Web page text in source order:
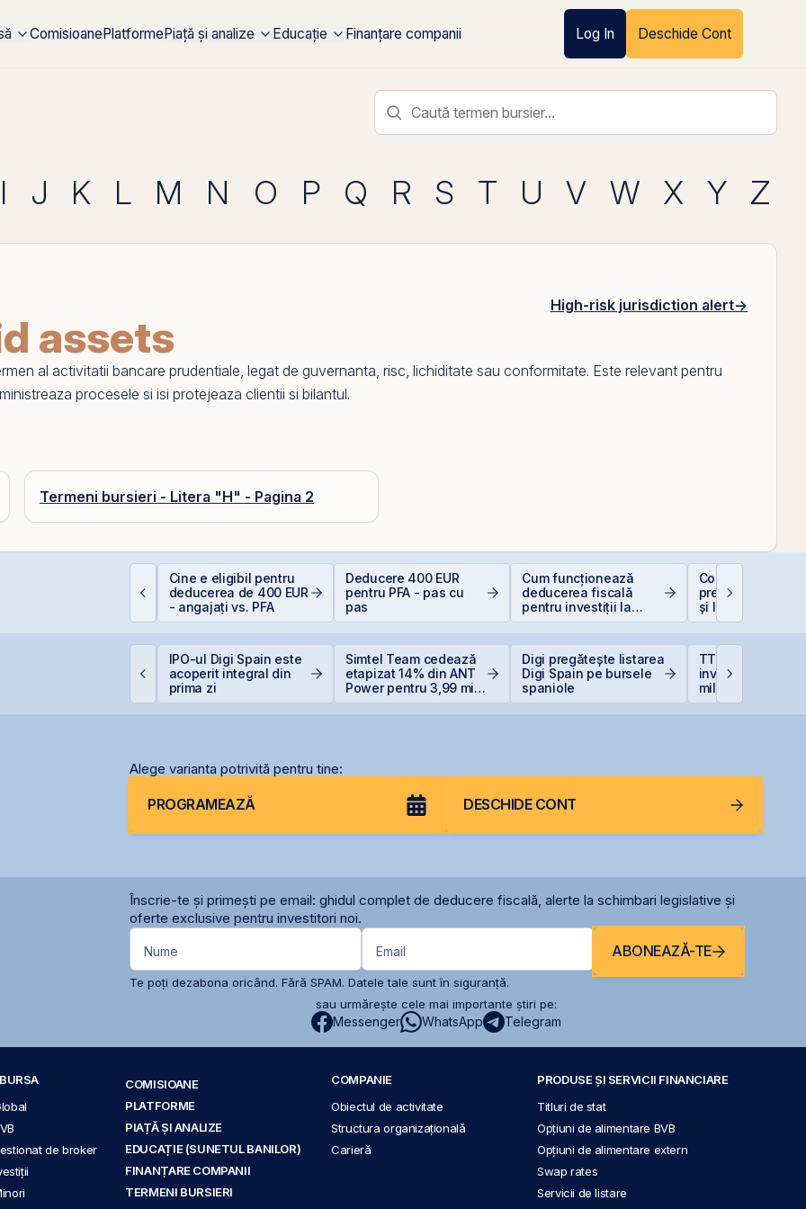
ComisioanePlatformePiață și analize Educație Finanțare companii Log In Deschide Cont
I J K L M N O P Q R S T U V W X Y Z
High-risk jurisdiction alert→
assets
al activitatii bancare prudentiale, legat de guvernanta, risc, lichiditate sau conformitate. Este relevant pentru
procesele si isi protejeaza clientii si bilantul.
Termeni bursieri - Litera "H" - Pagina 2
Cine e eligibil pentru
deducerea de 400 EUR
- angajați vs. PFA
Deducere 400 EUR
pentru PFA - pas cu
pas
Cum funcționează
deducerea fiscală
pentru investiții la
bursă
Contakt
pregătirea pentru
și listarea pe
AeRO a BVB
IPO-ul Digi Spain este
acoperit integral din
prima zi
Simtel Team cedează
etapizat 14% din ANT
Power pentru 3,99 mil.
Digi pregătește listarea
Digi Spain pe bursele
spaniole
TTS finalizează
investiția de 23
milioane euro în
terminalul
Alege varianta potrivită pentru tine:
PROGRAMEAZĂ DESCHIDE CONT
Înscrie-te și primești pe email: ghidul complet de deducere fiscală, alerte la schimbari legislative și
oferte exclusive pentru investitori noi.
Nume Email ABONEAZĂ-TE
Te poți dezabona oricând. Fără SPAM. Datele tale sunt în siguranță.
sau urmărește cele mai importante știri pe:
Messenger WhatsApp Telegram
de broker
COMISIOANE
PLATFORME
PIAȚĂ ȘI ANALIZE
EDUCAȚIE (SUNETUL BANILOR)
FINANȚARE COMPANII
TERMENI BURSIERI
COMPANIE
Obiectul de activitate
Structura organizațională
Carieră
PRODUSE ȘI SERVICII FINANCIARE
Titluri de stat
Opțiuni de alimentare BVB
Opțiuni de alimentare extern
Swap rates
Servicii de listare